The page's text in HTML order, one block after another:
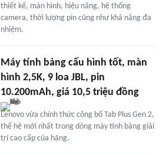
thiết kế, màn hình, hiệu năng, hệ thống
camera, thời lượng pin cũng như khả năng đa
nhiệm.
Máy tính bảng cấu hình tốt, màn
hình 2,5K, 9 loa JBL, pin
10.200mAh, giá 10,5 triệu đồng
Lenovo vừa chính thức công bố Tab Plus Gen 2,
thế hệ mới nhất trong dòng máy tính bảng giải
trí cao cấp của hãng.